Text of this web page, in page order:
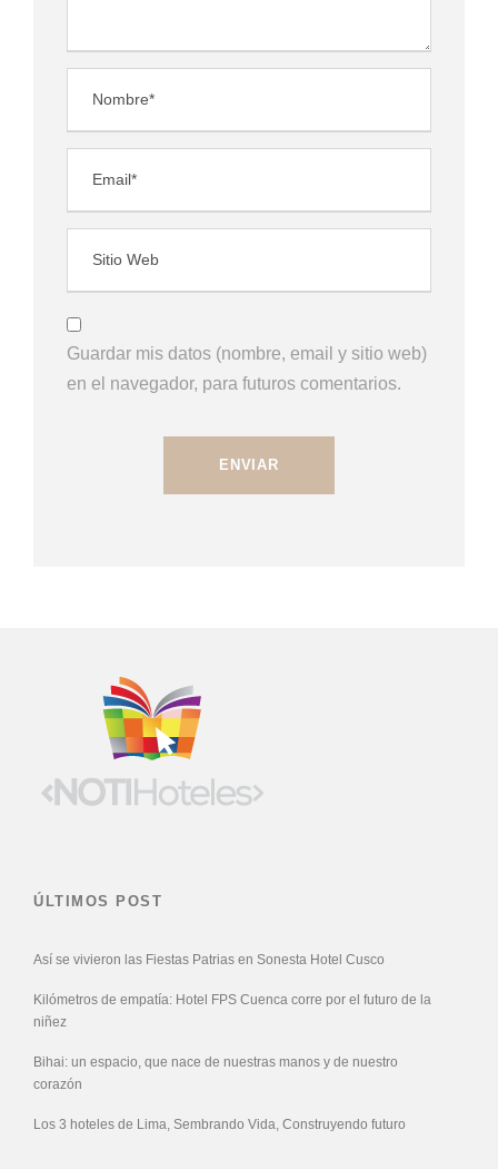
Guardar mis datos (nombre, email y sitio web)
en el navegador, para futuros comentarios.
ÚLTIMOS POST
Así se vivieron las Fiestas Patrias en Sonesta Hotel Cusco
Kilómetros de empatía: Hotel FPS Cuenca corre por el futuro de la
niñez
Bihai: un espacio, que nace de nuestras manos y de nuestro
corazón
Los 3 hoteles de Lima, Sembrando Vida, Construyendo futuro